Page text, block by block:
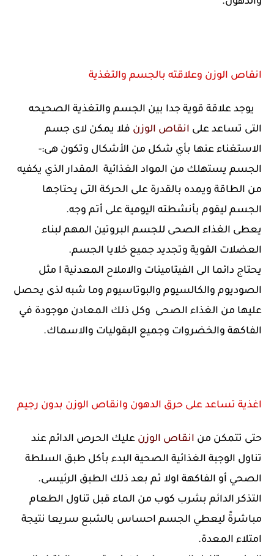
انقاص الوزن وعلاقته بالجسم والتغذية
يوجد علاقة قوية جدا بين الجسم والتغذية الصحيحه
التى تساعد على انقاص الوزن فلا يمكن لاى جسم
الاستغناء عنها بأي شكل من الأشكال وتكون هى:-
الجسم يستهلك من المواد الغذائية المقدار الذي يكفيه
من الطاقة ويمده بالقدرة على الحركة التى يحتاجها
الجسم ليقوم بأنشطته اليومية على أتم وجه.
يعطى الغذاء الصحى للجسم البروتين المهم لبناء
العضلات القوية وتجديد جميع خلايا الجسم.
يحتاج دائما الى الفيتامينات والاملاح المعدنية ا مثل
الصوديوم والكالسيوم والبوتاسيوم وما شبه لذى يحصل
عليها من الغذاء الصحى وكل ذلك المعادن موجودة في
الفاكهة والخضروات وجميع البقوليات والاسماك.
اغذية تساعد على حرق الدهون وانقاص الوزن بدون رجيم
حتى تتمكن من انقاص الوزن عليك الحرص الدائم عند
تناول الوجبة الغذائية الصحية البدء بأكل طبق السلطة
الصحي أو الفاكهة اولا ثم بعد ذلك الطبق الرئيسى.
التذكر الدائم بشرب كوب من الماء قبل تناول الطعام
مباشرةً ليعطي الجسم احساس بالشبع سريعا نتيجة
امتلاء المعدة.